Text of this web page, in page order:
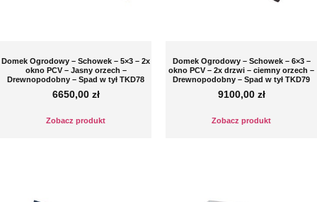
Domek Ogrodowy – Schowek – 5×3 – 2x
okno PCV – Jasny orzech –
Drewnopodobny – Spad w tył TKD78
6650,00 zł
Zobacz produkt
Domek Ogrodowy – Schowek – 6×3 –
okno PCV – 2x drzwi – ciemny orzech –
Drewnopodobny – Spad w tył TKD79
9100,00 zł
Zobacz produkt